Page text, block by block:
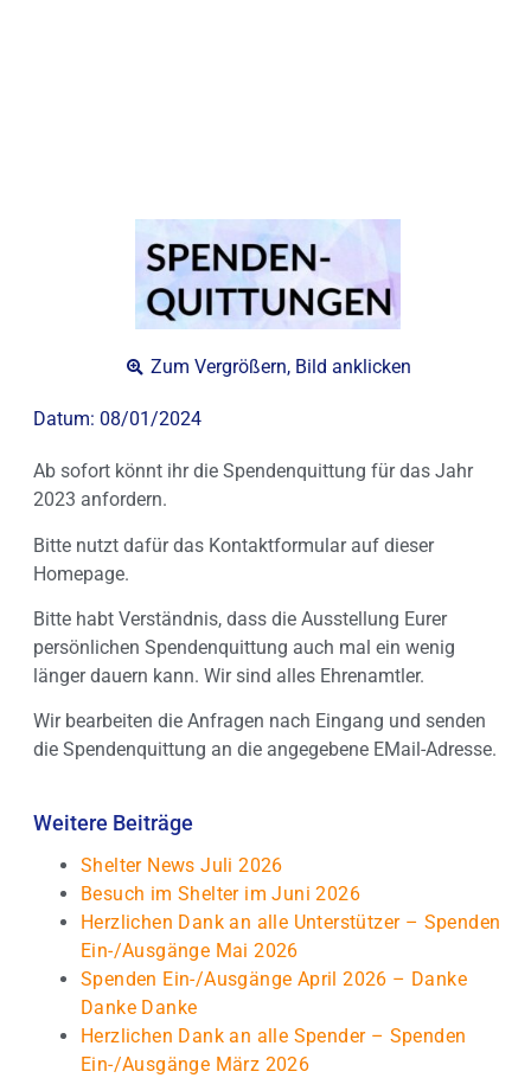
Zum Vergrößern, Bild anklicken
Datum: 08/01/2024
Ab sofort könnt ihr die Spendenquittung für das Jahr
2023 anfordern.
Bitte nutzt dafür das Kontaktformular auf dieser
Homepage.
Bitte habt Verständnis, dass die Ausstellung Eurer
persönlichen Spendenquittung auch mal ein wenig
länger dauern kann. Wir sind alles Ehrenamtler.
Wir bearbeiten die Anfragen nach Eingang und senden
die Spendenquittung an die angegebene EMail-Adresse.
Weitere Beiträge
Shelter News Juli 2026
Besuch im Shelter im Juni 2026
Herzlichen Dank an alle Unterstützer – Spenden
Ein-/Ausgänge Mai 2026
Spenden Ein-/Ausgänge April 2026 – Danke
Danke Danke
Herzlichen Dank an alle Spender – Spenden
Ein-/Ausgänge März 2026